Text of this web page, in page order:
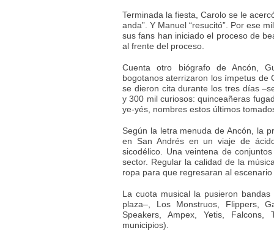
Terminada la fiesta, Carolo se le
anda”. Y Manuel “resucitó”. Por ese
sus fans han iniciado el proceso de
al frente del proceso.
Cuenta otro biógrafo de Ancón,
bogotanos aterrizaron los ímpetus de
se dieron cita durante los tres días
y 300 mil curiosos: quinceañeras
ye-yés, nombres estos últimos
Según la letra menuda de Ancón, la
en San Andrés en un viaje de
sicodélico. Una veintena de
sector. Regular la calidad de la
ropa para que regresaran al
La cuota musical la pusieron
plaza–, Los Monstruos, Flippers,
Speakers, Ampex, Yetis,
municipios).